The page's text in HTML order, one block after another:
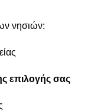
νησιών:
επιλογής σας